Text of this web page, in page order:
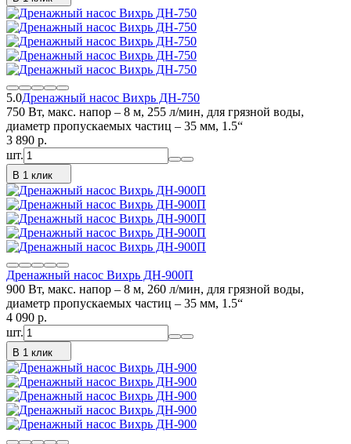
5.0Дренажный насос Вихрь ДН-750
750 Вт, макс. напор – 8 м, 255 л/мин, для грязной воды,
диаметр пропускаемых частиц – 35 мм, 1.5“
3 890 p.
шт.
В 1 клик
Дренажный насос Вихрь ДН-900П
900 Вт, макс. напор – 8 м, 260 л/мин, для грязной воды,
диаметр пропускаемых частиц – 35 мм, 1.5“
4 090 p.
шт.
В 1 клик